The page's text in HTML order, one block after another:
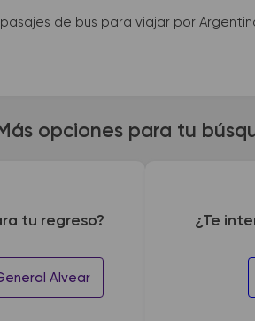
de bus para viajar por
opciones para tu
tu regreso?
Alvear
¿Te